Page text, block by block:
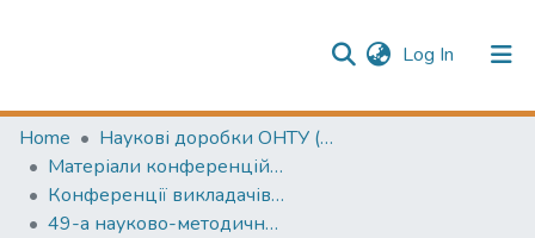
Log In (current)
Communities & Collections
All of Repository
Publication information
Home
Наукові доробки ОНТУ (ONUT scientific researches)
Матеріали конференцій (Conference materials)
Конференції викладачів (Lecturers` conferences)
49-а науково-методична конференція: Забезпечення якості вищої освіти